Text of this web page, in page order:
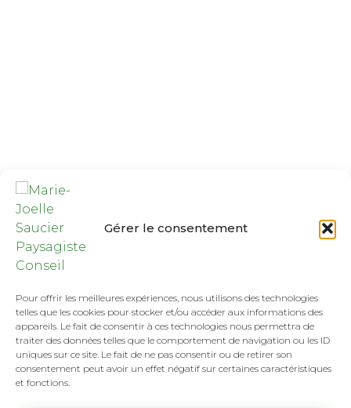
Gérer le consentement
Pour offrir les meilleures expériences, nous utilisons des technologies
telles que les cookies pour stocker et/ou accéder aux informations des
appareils. Le fait de consentir à ces technologies nous permettra de
traiter des données telles que le comportement de navigation ou les ID
uniques sur ce site. Le fait de ne pas consentir ou de retirer son
consentement peut avoir un effet négatif sur certaines caractéristiques
et fonctions.